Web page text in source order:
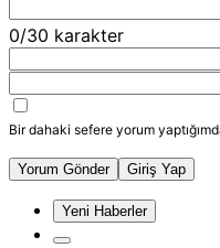
0/30 karakter
Bir dahaki sefere yorum
Yorum Gönder Giriş Yap
Yeni Haberler